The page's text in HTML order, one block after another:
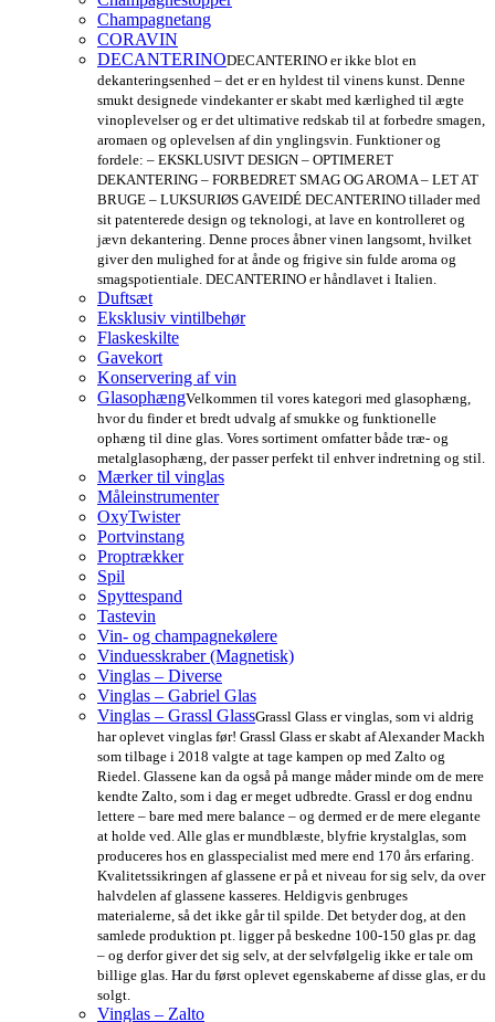
Champagnetang
CORAVIN
DECANTERINODECANTERINO er ikke blot en
dekanteringsenhed – det er en hyldest til vinens kunst. Denne
smukt designede vindekanter er skabt med kærlighed til ægte
vinoplevelser og er det ultimative redskab til at forbedre smagen,
aromaen og oplevelsen af din ynglingsvin. Funktioner og
fordele: – EKSKLUSIVT DESIGN – OPTIMERET
DEKANTERING – FORBEDRET SMAG OG AROMA – LET AT
BRUGE – LUKSURIØS GAVEIDÉ DECANTERINO tillader med
sit patenterede design og teknologi, at lave en kontrolleret og
jævn dekantering. Denne proces åbner vinen langsomt, hvilket
giver den mulighed for at ånde og frigive sin fulde aroma og
smagspotientiale. DECANTERINO er håndlavet i Italien.
Duftsæt
Eksklusiv vintilbehør
Flaskeskilte
Gavekort
Konservering af vin
GlasophængVelkommen til vores kategori med glasophæng,
hvor du finder et bredt udvalg af smukke og funktionelle
ophæng til dine glas. Vores sortiment omfatter både træ- og
metalglasophæng, der passer perfekt til enhver indretning og stil.
Mærker til vinglas
Måleinstrumenter
OxyTwister
Portvinstang
Proptrækker
Spil
Spyttespand
Tastevin
Vin- og champagnekølere
Vinduesskraber (Magnetisk)
Vinglas – Diverse
Vinglas – Gabriel Glas
Vinglas – Grassl GlassGrassl Glass er vinglas, som vi aldrig
har oplevet vinglas før! Grassl Glass er skabt af Alexander Mackh
som tilbage i 2018 valgte at tage kampen op med Zalto og
Riedel. Glassene kan da også på mange måder minde om de mere
kendte Zalto, som i dag er meget udbredte. Grassl er dog endnu
lettere – bare med mere balance – og dermed er de mere elegante
at holde ved. Alle glas er mundblæste, blyfrie krystalglas, som
produceres hos en glasspecialist med mere end 170 års erfaring.
Kvalitetssikringen af glassene er på et niveau for sig selv, da over
halvdelen af glassene kasseres. Heldigvis genbruges
materialerne, så det ikke går til spilde. Det betyder dog, at den
samlede produktion pt. ligger på beskedne 100-150 glas pr. dag
– og derfor giver det sig selv, at der selvfølgelig ikke er tale om
billige glas. Har du først oplevet egenskaberne af disse glas, er du
solgt.
Vinglas – Zalto